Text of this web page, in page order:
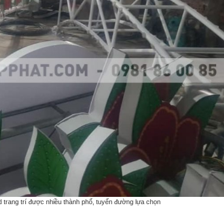
trang trí được nhiều thành phố, tuyến đường lựa chọn